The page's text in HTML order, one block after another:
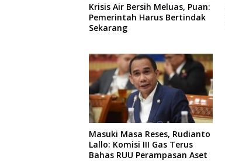
Krisis Air Bersih Meluas, Puan:
Pemerintah Harus Bertindak
Sekarang
Masuki Masa Reses, Rudianto
Lallo: Komisi III Gas Terus
Bahas RUU Perampasan Aset